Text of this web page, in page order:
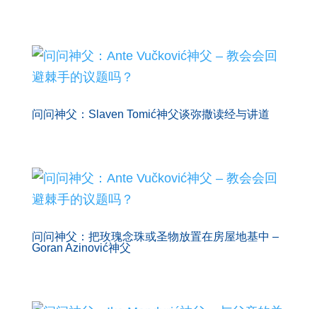
问问神父：Slaven Tomić神父谈弥撒读经与讲道
问问神父：把玫瑰念珠或圣物放置在房屋地基中 –
Goran Azinović神父